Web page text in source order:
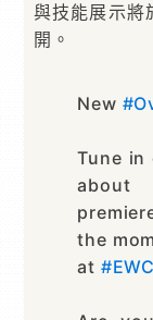
與技能展示將
開。
New
Tune in
about
the
at #EWC